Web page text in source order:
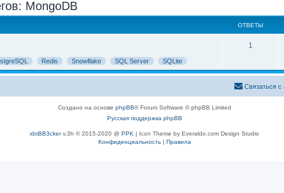
MongoDB
ОТВЕТЫ
Redis Snowflake SQL Server SQLite
1
Связаться с
Создано на основе phpBB® Forum Software © phpBB Limited
Русская поддержка phpBB
xbtBB3ckerv.3h © 2015-2020 @ PPK | Icon Theme by Everaldo.com Design Studio
Конфиденциальность| Правила